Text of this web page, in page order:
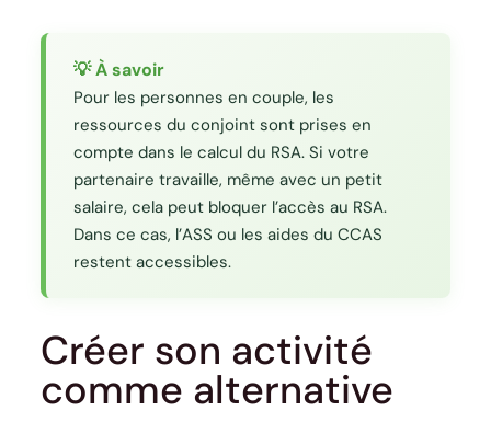
💡 À savoir
Pour les personnes en couple, les
ressources du conjoint sont prises en
compte dans le calcul du RSA. Si votre
partenaire travaille, même avec un petit
salaire, cela peut bloquer l’accès au RSA.
Dans ce cas, l’ASS ou les aides du CCAS
restent accessibles.
Créer son activité
comme alternative